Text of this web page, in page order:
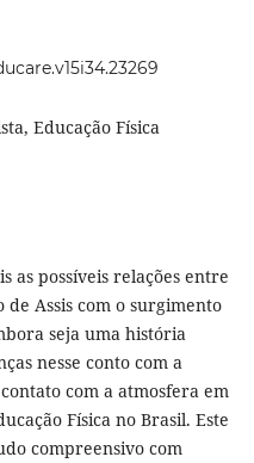
Educação Física
as possíveis relações entre
de Assis com o surgimento
seja uma história
nesse conto com a
com a atmosfera em
Física no Brasil. Este
compreensivo com